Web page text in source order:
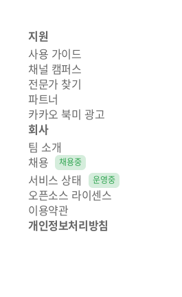
지원
사용 가이드
채널 캠퍼스
전문가 찾기
파트너
카카오 북미 광고
회사
팀 소개
채용
채용중
서비스 상태 운영중
오픈소스 라이센스
이용약관
개인정보처리방침